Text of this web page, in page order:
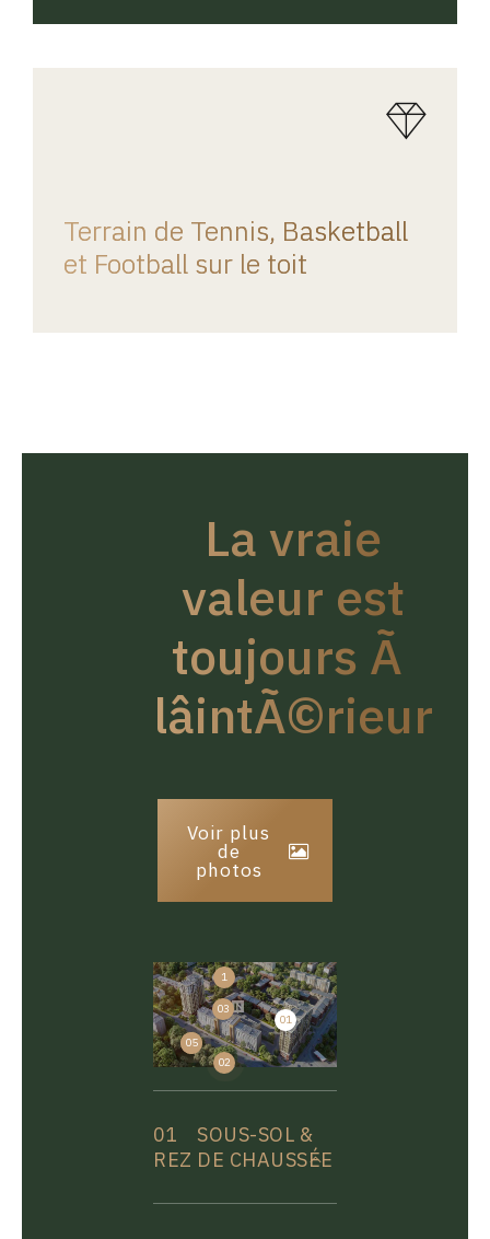
Terrain de Tennis, Basketball
et Football sur le toit
La vraie
valeur est
toujours Ã
lâintÃ©rieur
Voir plus
de
photos
01
1
02
03
04
05
01
SOUS-SOL &
REZ DE CHAUSSÉE